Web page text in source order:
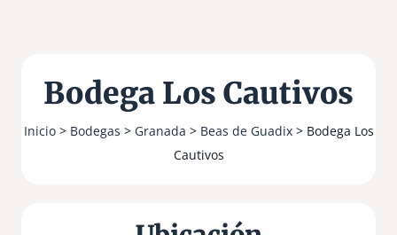
Bodega Los Cautivos
Inicio> Bodegas > Granada > Beas de Guadix> Bodega Los
Cautivos